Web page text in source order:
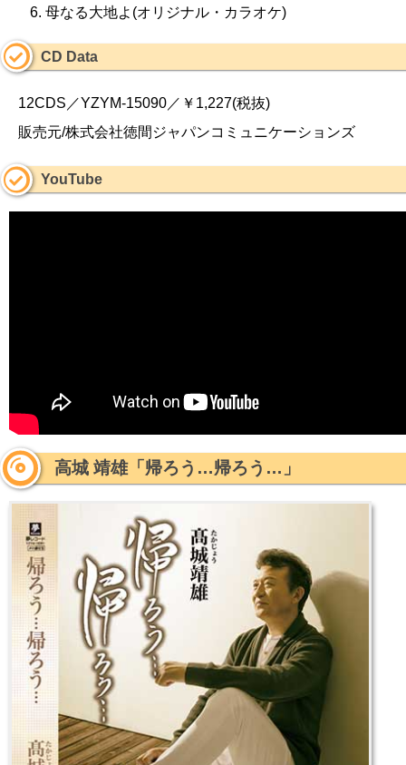
母なる大地よ(オリジナル・カラオケ)
CD Data
12CDS／YZYM-15090／￥1,227(税抜)
販売元/株式会社徳間ジャパンコミュニケーションズ
YouTube
高城 靖雄「帰ろう…帰ろう…」